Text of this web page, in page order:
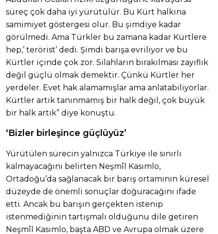
süreç çok daha iyi yürütülür. Bu Kürt halkına
samimiyet göstergesi olur. Bu şimdiye kadar
görülmedi. Ama Türkler bu zamana kadar Kürtlere
hep,’ terörist’ dedi. Şimdi barışa evriliyor ve bu
Kürtler içinde çok zor. Silahların bırakılması zayıflık
değil güçlü olmak demektir. Çünkü Kürtler her
yerdeler. Evet hak alamamışlar ama anlatabiliyorlar.
Kürtler artık tanınmamış bir halk değil, çok büyük
bir halk artık” diye konuştu.
‘Bizler birleşince güçlüyüz’
Yürütülen sürecin yalnızca Türkiye ile sınırlı
kalmayacağını belirten Neşmîl Kasımlo,
Ortadoğu’da sağlanacak bir barış ortamının küresel
düzeyde de önemli sonuçlar doğuracağını ifade
etti. Ancak bu barışın gerçekten istenip
istenmediğinin tartışmalı olduğunu dile getiren
Neşmîl Kasımlo, başta ABD ve Avrupa olmak üzere